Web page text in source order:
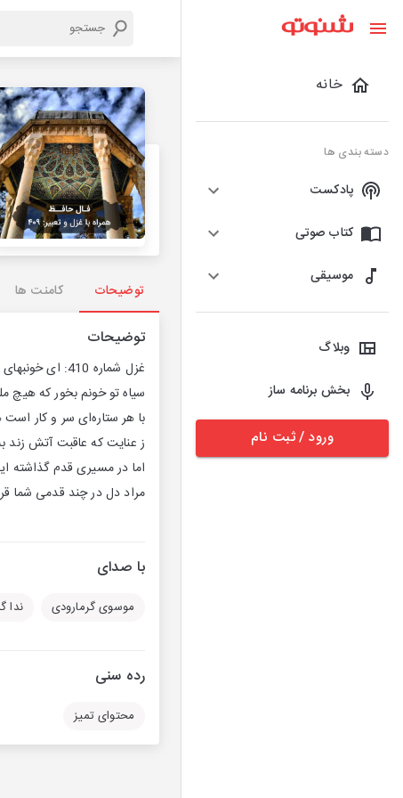
خانه
دسته بندی ها
پادکست
کتاب صوتی
موسیقی
وبلاگ
بخش برنامه ساز
ورود / ثبت نام
توضیحات کامنت ها
توضیحات
غزل شماره
سياه تو خونم بخور که هيچ
با هر ستاره‌ای سر و کار
اما در مسیری قدم گذاشته
مراد دل در چند قدمی شما
با صدای
موسوی گرمارودی ندا
رده سنی
محتوای تمیز